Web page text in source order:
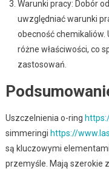
Warunki pracy: Dobór
uwzględniać warunki
obecność
różne właściwości, co
zastosowań.
Uszczelnienia o-ring
simmeringi https://
są kluczowymi
przemyśle. Mają szerokie